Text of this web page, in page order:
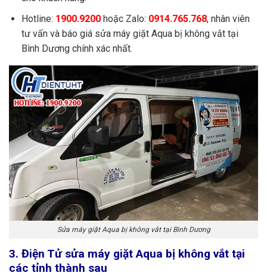
Hotline: 1900.9200hoặc Zalo: 0914.765.768, nhân viên
tư vấn và báo giá sửa máy giặt Aqua bị không vắt tại
Bình Dương chính xác nhất.
Sửa máy giặt Aqua bị không vắt tại Bình Dương
3. Điện Tử sửa máy giặt Aqua bị không vắt tại
các tỉnh thành sau